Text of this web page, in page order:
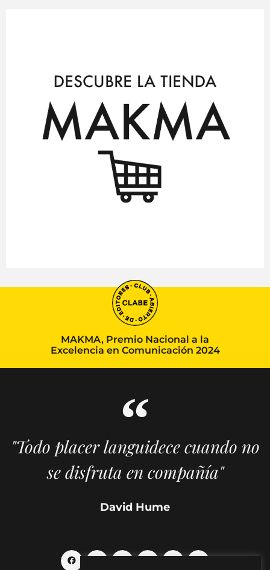
MAKMA, Premio Nacional a la
Excelencia en Comunicación 2024
"Todo placer languidece cuando no
se disfruta en compañía"
David Hume